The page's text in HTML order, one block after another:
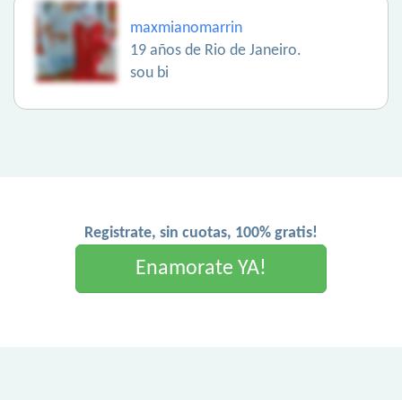
maxmianomarrin
19 años de Rio de Janeiro.
sou bi
Registrate, sin cuotas, 100% gratis!
Enamorate YA!